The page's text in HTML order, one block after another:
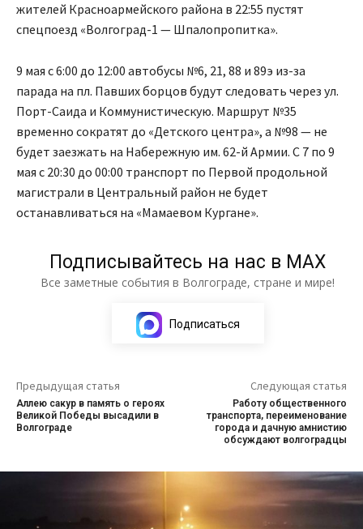
жителей Красноармейского района в 22:55 пустят
спецпоезд «Волгоград-1 — Шпалопропитка».
9 мая с 6:00 до 12:00 автобусы №6, 21, 88 и 89э из-за
парада на пл. Павших борцов будут следовать через ул.
Порт-Саида и Коммунистическую. Маршрут №35
временно сократят до «Детского центра», а №98 — не
будет заезжать на Набережную им. 62-й Армии. С 7 по 9
мая с 20:30 до 00:00 транспорт по Первой продольной
магистрали в Центральный район не будет
останавливаться на «Мамаевом Кургане».
Подписывайтесь на нас в МАХ
Все заметные события в Волгограде, стране и мире!
Подписаться
Предыдущая статья
Аллею сакур в память о героях
Великой Победы высадили в
Волгограде
Следующая статья
Работу общественного
транспорта, переименование
города и дачную амнистию
обсуждают волгоградцы